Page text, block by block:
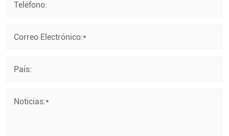
Teléfono:
Correo Electrónico:*
País:
Noticias:*